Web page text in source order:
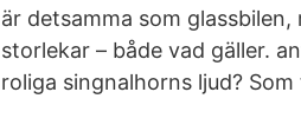
är detsamma som
storlekar – både vad gäller.
roliga singnalhorns ljud?